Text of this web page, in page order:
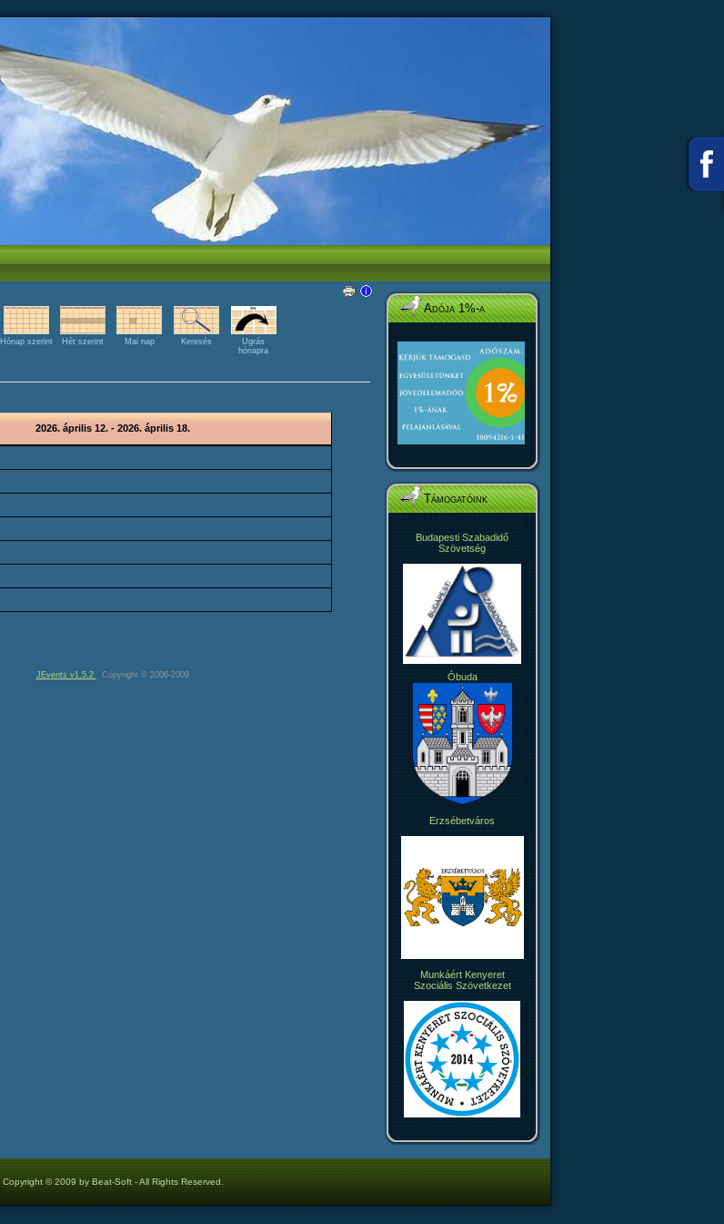
Hónap szerint Hét szerint Mai nap Keresés
Ugrás
hónapra
2026. április 12. - 2026. április 18.
JEvents v1.5.2 Copyright © 2006-2009
Adója 1%-a
Támogatóink
Budapesti Szabadidő
Szövetség
Óbuda
Erzsébetváros
Munkáért Kenyeret
Szociális Szövetkezet
Copyright © 2009 by Beat-Soft - All Rights Reserved.